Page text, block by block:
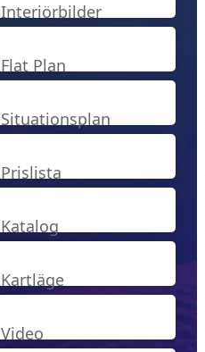
Interiörbilder
Flat Plan
Situationsplan
Prislista
Katalog
Kartläge
Video